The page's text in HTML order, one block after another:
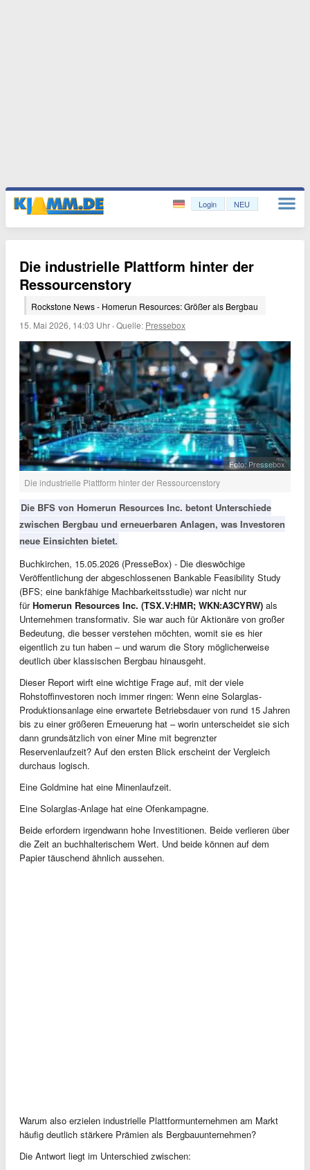
Login NEU
Die industrielle Plattform hinter der
Ressourcenstory
Rockstone News - Homerun Resources: Größer als Bergbau
15. Mai 2026, 14:03 Uhr ·Quelle: Pressebox
Foto: Pressebox
Die industrielle Plattform hinter der Ressourcenstory
Die BFS von Homerun Resources Inc. betont Unterschiede
zwischen Bergbau und erneuerbaren Anlagen, was Investoren
neue Einsichten bietet.
Buchkirchen, 15.05.2026 (PresseBox) - Die dieswöchige
Veröffentlichung der abgeschlossenen Bankable Feasibility Study
(BFS; eine bankfähige Machbarkeitsstudie) war nicht nur
fürHomerun Resources Inc. (TSX.V:HMR; WKN:A3CYRW) als
Unternehmen transformativ. Sie war auch für Aktionäre von großer
Bedeutung, die besser verstehen möchten, womit sie es hier
eigentlich zu tun haben – und warum die Story möglicherweise
deutlich über klassischen Bergbau hinausgeht.
Dieser Report wirft eine wichtige Frage auf, mit der viele
Rohstoffinvestoren noch immer ringen: Wenn eine Solarglas-
Produktionsanlage eine erwartete Betriebsdauer von rund 15 Jahren
bis zu einer größeren Erneuerung hat – worin unterscheidet sie sich
dann grundsätzlich von einer Mine mit begrenzter
Reservenlaufzeit? Auf den ersten Blick erscheint der Vergleich
durchaus logisch.
Eine Goldmine hat eine Minenlaufzeit.
Eine Solarglas-Anlage hat eine Ofenkampagne.
Beide erfordern irgendwann hohe Investitionen. Beide verlieren über
die Zeit an buchhalterischem Wert. Und beide können auf dem
Papier täuschend ähnlich aussehen.
Warum also erzielen industrielle Plattformunternehmen am Markt
häufig deutlich stärkere Prämien als Bergbauunternehmen?
Die Antwort liegt im Unterschied zwischen: